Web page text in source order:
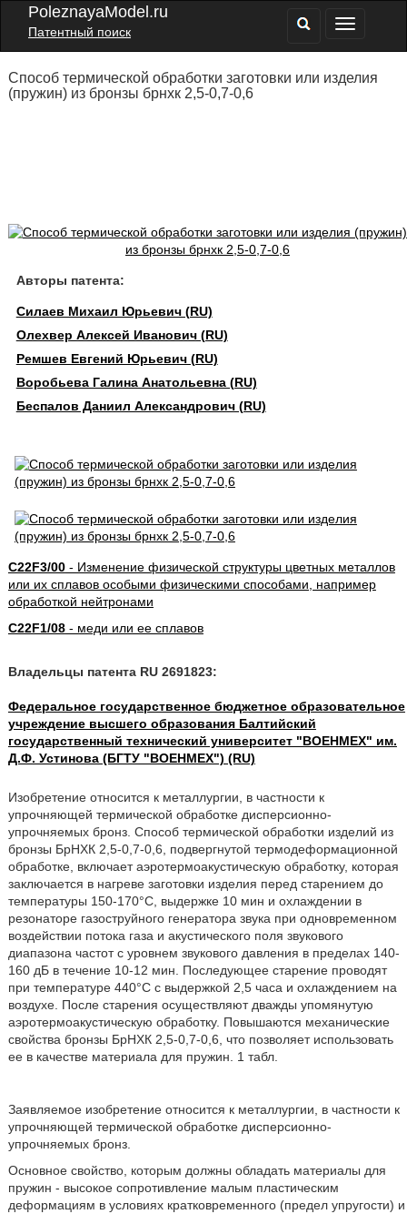
PoleznayaModel.ru
Патентный поиск
Способ термической обработки заготовки или изделия
(пружин) из бронзы брнхк 2,5-0,7-0,6
Авторы патента:
Силаев Михаил Юрьевич (RU)
Олехвер Алексей Иванович (RU)
Ремшев Евгений Юрьевич (RU)
Воробьева Галина Анатольевна (RU)
Беспалов Даниил Александрович (RU)
C22F3/00- Изменение физической структуры цветных металлов
или их сплавов особыми физическими способами, например
обработкой нейтронами
C22F1/08- меди или ее сплавов
Владельцы патента RU 2691823:
Федеральное государственное бюджетное образовательное
учреждение высшего образования Балтийский
государственный технический университет "ВОЕНМЕХ" им.
Д.Ф. Устинова (БГТУ "ВОЕНМЕХ") (RU)
Изобретение относится к металлургии, в частности к
упрочняющей термической обработке дисперсионно-
упрочняемых бронз. Способ термической обработки изделий из
бронзы БрНХК 2,5-0,7-0,6, подвергнутой термодеформационной
обработке, включает аэротермоакустическую обработку, которая
заключается в нагреве заготовки изделия перед старением до
температуры 150-170°С, выдержке 10 мин и охлаждении в
резонаторе газоструйного генератора звука при одновременном
воздействии потока газа и акустического поля звукового
диапазона частот с уровнем звукового давления в пределах 140-
160 дБ в течение 10-12 мин. Последующее старение проводят
при температуре 440°С с выдержкой 2,5 часа и охлаждением на
воздухе. После старения осуществляют дважды упомянутую
аэротермоакустическую обработку. Повышаются механические
свойства бронзы БрНХК 2,5-0,7-0,6, что позволяет использовать
ее в качестве материала для пружин. 1 табл.
Заявляемое изобретение относится к металлургии, в частности к
упрочняющей термической обработке дисперсионно-
упрочняемых бронз.
Основное свойство, которым должны обладать материалы для
пружин - высокое сопротивление малым пластическим
деформациям в условиях кратковременного (предел упругости) и